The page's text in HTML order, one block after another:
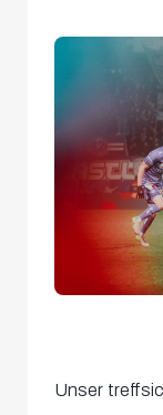
Unser